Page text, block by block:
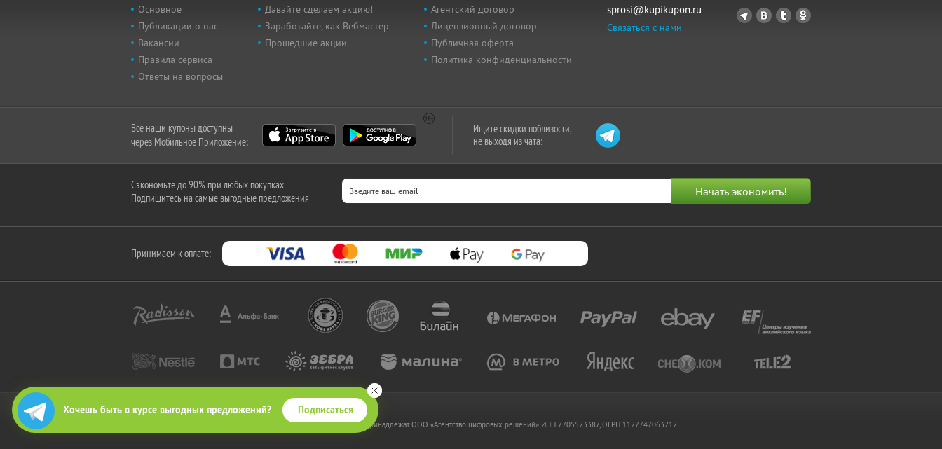
Хочешь быть в курсе выгодных предложений? Подписаться
Основное
Публикации о нас
Вакансии
Правила сервиса
Ответы на вопросы
Давайте сделаем акцию!
Заработайте, как Вебмастер
Прошедшие акции
Агентский договор
Лицензионный договор
Публичная оферта
Политика конфиденциальности
sprosi@kupikupon.ru
Связаться с нами
Все наши купоны доступны
через Мобильное Приложение:
Ищите скидки поблизости,
не выходя из чата:
Сэкономьте до 90% при любых покупках
Подпишитесь на самые выгодные предложения
Принимаем к оплате:
2010-2026 © КупиКупон. Все права защищены.
Все права на товарный знак "КупиКупон" и на сайт www.kupikupon.ru принадлежат OOO «Агентство цифровых решений» ИНН 7705523387, ОГРН 1127747063212